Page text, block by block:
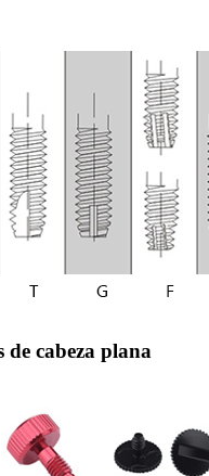
cabeza plana